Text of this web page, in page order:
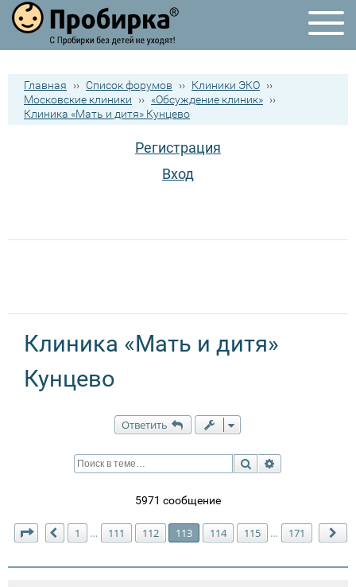
Главная ›› Список форумов ›› Клиники ЭКО ››
Московские клиники
›› «Обсуждение клиник» ››
Клиника «Мать и дитя» Кунцево
Регистрация
Вход
Клиника «Мать и дитя»
Кунцево
Ответить
Поиск
5971 сообщение
Страница 113 из171
Пред.
1 … 111 112 113 114 115 … 171